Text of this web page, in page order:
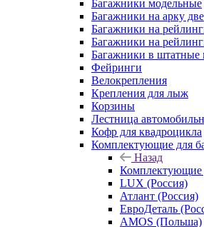
Багажники модельные
Багажники на арку
Багажники на
Багажники на
Багажники в штатные
Фейринги
Велокрепления
Крепления для лыж
Корзины
Лестница
Кофр для квадроцикла
Комплектующие для
Назад
Комплектующие
LUX (Россия)
Атлант (Россия)
ЕвроДеталь
AMOS (Польша)